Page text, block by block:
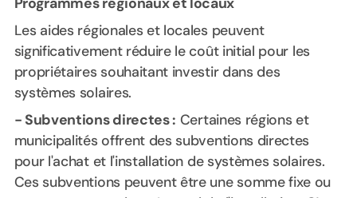
Les aides régionales et locales peuvent
significativement réduire le coût initial pour les
propriétaires souhaitant investir dans des
systèmes solaires.
- Subventions directes : Certaines régions et
municipalités offrent des subventions directes
pour l'achat et l'installation de systèmes solaires.
Ces subventions peuvent être une somme fixe ou